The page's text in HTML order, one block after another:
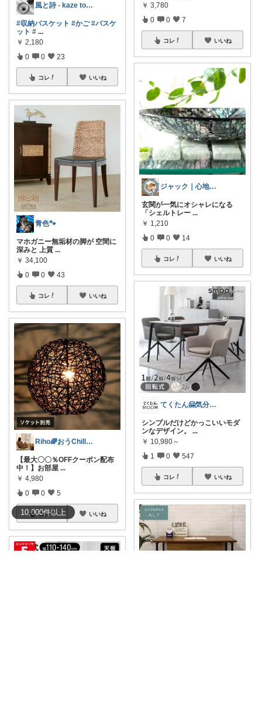
10,000件以上
風と詩 - kaze to uta -
#収納バスケット #かご #バスケ
ット # ...
￥ 2,180
0 0 23
コレ いいね
青色🐾
マホガニー無垢材の脚が 空間に
深みと 上質 ...
￥ 34,100
0 0 43
コレ いいね
Riho🌈おうChill★グッズ
【最大〇〇％OFFクーポン配布
中！】お部屋 ...
￥ 4,980
0 0 5
コレ いいね
￥ 3,780
0 0 7
コレ いいね
ジャック｜心地いい暮らしの雑貨
玄関が一気にオシャレになる
「シェルトレー ...
￥ 1,210
0 0 14
コレ いいね
てくたん🤗気分がアガる⤴インテリア雑貨
シンプルだけどかっこいいモダ
ンなデザイン。
...
￥ 10,980～
1 0 547
コレ いいね